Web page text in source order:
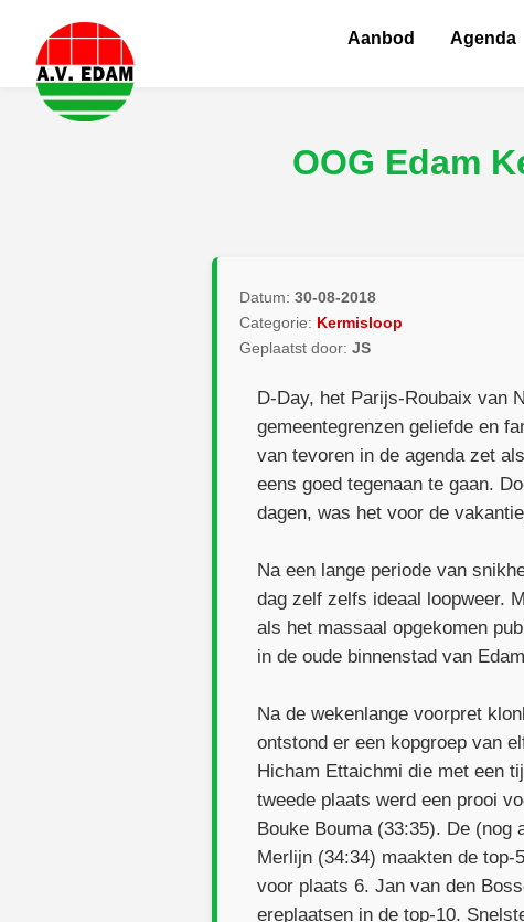
Aanbod Agenda
OOG Edam
Datum: 30-08-2018
Categorie: Kermisloop
Geplaatst door: JS
D-Day, het Parijs-Roubaix van
gemeentegrenzen geliefde en
van tevoren in de agenda zet
eens goed tegenaan te gaan.
dagen, was het voor de
Na een lange periode van
dag zelf zelfs ideaal loopweer.
als het massaal opgekomen
in de oude binnenstad van
Na de wekenlange voorpret
ontstond er een kopgroep van
Hicham Ettaichmi die met een
tweede plaats werd een prooi
Bouke Bouma (33:35). De (nog
Merlijn (34:34) maakten de
voor plaats 6. Jan van den
ereplaatsen in de top-10.